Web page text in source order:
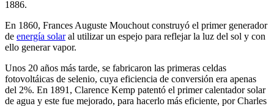
1886.
En 1860, Frances Auguste Mouchout construyó el primer generador
de energía solaral utilizar un espejo para reflejar la luz del sol y con
ello generar vapor.
Unos 20 años más tarde, se fabricaron las primeras celdas
fotovoltáicas de selenio, cuya eficiencia de conversión era apenas
del 2%. En 1891, Clarence Kemp patentó el primer calentador solar
de agua y este fue mejorado, para hacerlo más eficiente, por Charles